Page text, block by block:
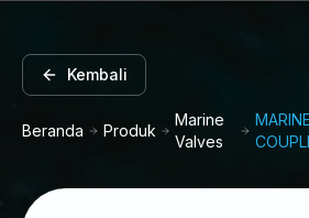
Kembali
Beranda Produk
Marine
Valves